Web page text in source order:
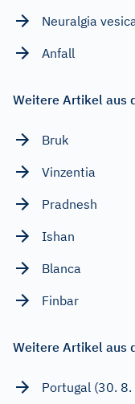
Neuralgia
Anfall
Weitere Artikel aus
Bruk
Vinzentia
Pradnesh
Ishan
Blanca
Finbar
Weitere Artikel aus
Portugal (30.